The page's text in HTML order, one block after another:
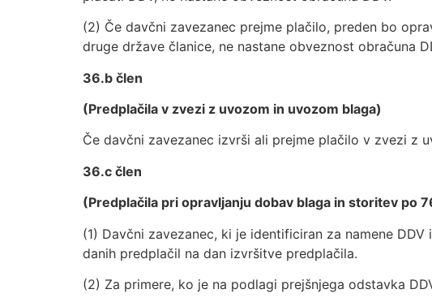
(2) Če davčni zavezanec prejme plačilo, preden bo
druge države članice, ne nastane obveznost obračuna
36.b člen
(Predplačila v zvezi z uvozom in uvozom blaga)
Če davčni zavezanec izvrši ali prejme plačilo v zvezi z
36.c člen
(Predplačila pri opravljanju dobav blaga in storitev po
(1) Davčni zavezanec, ki je identificiran za namene
danih predplačil na dan izvršitve predplačila.
(2) Za primere, ko je na podlagi prejšnjega odstavka